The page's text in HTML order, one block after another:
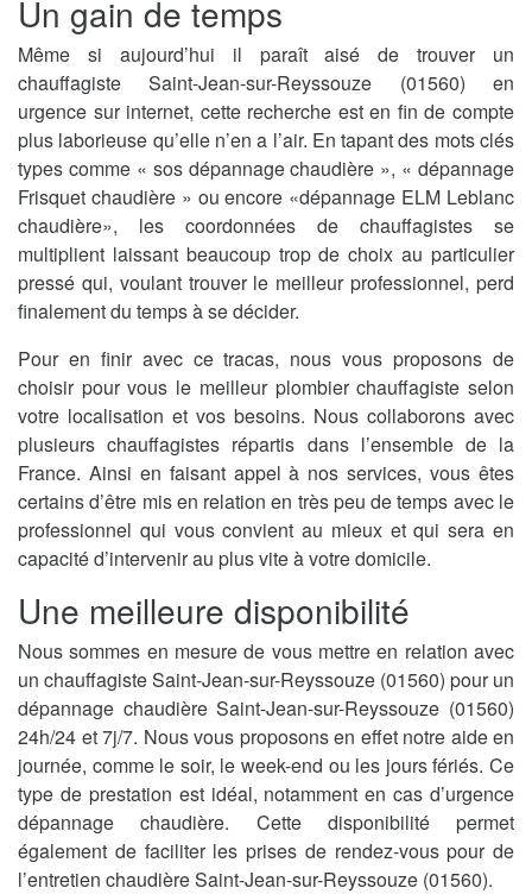
Un gain de temps
Même si aujourd’hui il paraît aisé de trouver un
chauffagiste Saint-Jean-sur-Reyssouze (01560) en
urgence sur internet, cette recherche est en fin de compte
plus laborieuse qu’elle n’en a l’air. En tapant des mots clés
types comme « sos dépannage chaudière », « dépannage
Frisquet chaudière » ou encore «dépannage ELM Leblanc
chaudière», les coordonnées de chauffagistes se
multiplient laissant beaucoup trop de choix au particulier
pressé qui, voulant trouver le meilleur professionnel, perd
finalement du temps à se décider.
Pour en finir avec ce tracas, nous vous proposons de
choisir pour vous le meilleur plombier chauffagiste selon
votre localisation et vos besoins. Nous collaborons avec
plusieurs chauffagistes répartis dans l’ensemble de la
France. Ainsi en faisant appel à nos services, vous êtes
certains d’être mis en relation en très peu de temps avec le
professionnel qui vous convient au mieux et qui sera en
capacité d’intervenir au plus vite à votre domicile.
Une meilleure disponibilité
Nous sommes en mesure de vous mettre en relation avec
un chauffagiste Saint-Jean-sur-Reyssouze (01560) pour un
dépannage chaudière Saint-Jean-sur-Reyssouze (01560)
24h/24 et 7j/7. Nous vous proposons en effet notre aide en
journée, comme le soir, le week-end ou les jours fériés. Ce
type de prestation est idéal, notamment en cas d’urgence
dépannage chaudière. Cette disponibilité permet
également de faciliter les prises de rendez-vous pour de
l’entretien chaudière Saint-Jean-sur-Reyssouze (01560).